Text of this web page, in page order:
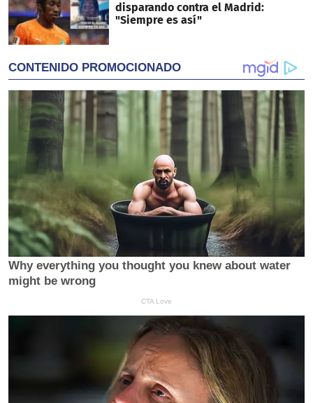
disparando contra el Madrid:
"Siempre es así"